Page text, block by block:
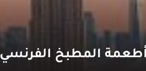
المطبخ الفرنسي